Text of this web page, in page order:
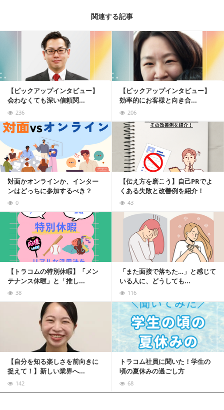
関連する記事
【ピックアップインタビュー】
会わなくても深い信頼関...
236
【ピックアップインタビュー】
効率的にお客様と向き合...
206
対面かオンラインか、インター
ンはどっちに参加するべき？
0
【伝え方を磨こう】自己PRでよ
くある失敗と改善例を紹介！
43
記事を読む
【トラコムの特別休暇】「メン
テナンス休暇」と「推し...
38
「また面接で落ちた…」と感じて
いる人に、どうしても...
116
記事を読む
【自分を知る楽しさを前向きに
捉えて！】新しい業界へ...
142
トラコム社員に聞いた！学生の
頃の夏休みの過ごし方
68
記事を読む